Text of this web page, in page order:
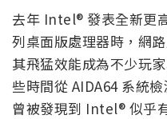
去年 Intel® 發表全新更
列桌面版處理器時，網
其飛猛效能成為不少玩
些時間從 AIDA64 系統
曾被發現到 Intel® 似乎